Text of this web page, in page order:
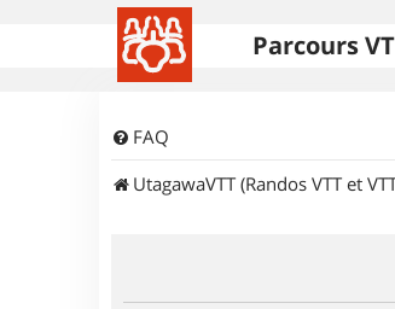
Parcours
FAQ
UtagawaVTT (Randos VTT et